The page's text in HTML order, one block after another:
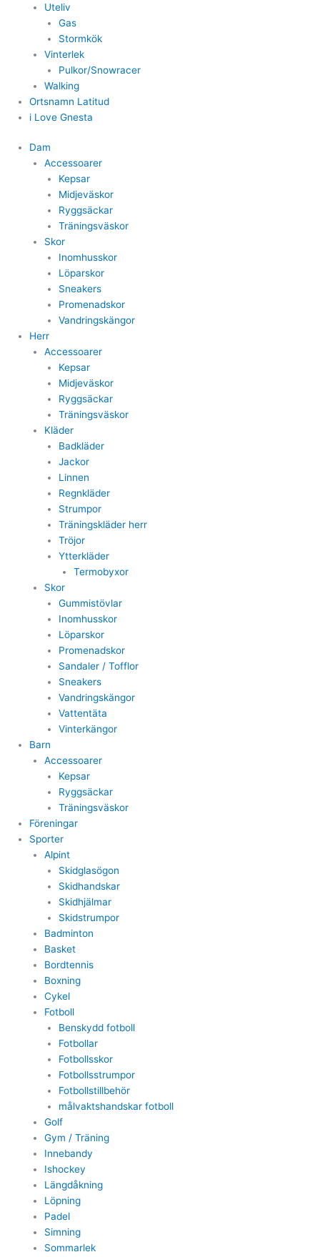
Uteliv
Gas
Stormkök
Vinterlek
Pulkor/Snowracer
Walking
Ortsnamn Latitud
i Love Gnesta
Dam
Accessoarer
Kepsar
Midjeväskor
Ryggsäckar
Träningsväskor
Skor
Inomhusskor
Löparskor
Sneakers
Promenadskor
Vandringskängor
Herr
Accessoarer
Kepsar
Midjeväskor
Ryggsäckar
Träningsväskor
Kläder
Badkläder
Jackor
Linnen
Regnkläder
Strumpor
Träningskläder herr
Tröjor
Ytterkläder
Termobyxor
Skor
Gummistövlar
Inomhusskor
Löparskor
Promenadskor
Sandaler / Tofflor
Sneakers
Vandringskängor
Vattentäta
Vinterkängor
Barn
Accessoarer
Kepsar
Ryggsäckar
Träningsväskor
Föreningar
Sporter
Alpint
Skidglasögon
Skidhandskar
Skidhjälmar
Skidstrumpor
Badminton
Basket
Bordtennis
Boxning
Cykel
Fotboll
Benskydd fotboll
Fotbollar
Fotbollsskor
Fotbollsstrumpor
Fotbollstillbehör
målvaktshandskar fotboll
Golf
Gym / Träning
Innebandy
Ishockey
Längdåkning
Löpning
Padel
Simning
Sommarlek